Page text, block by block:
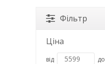
Фільтр
Ціна
від до